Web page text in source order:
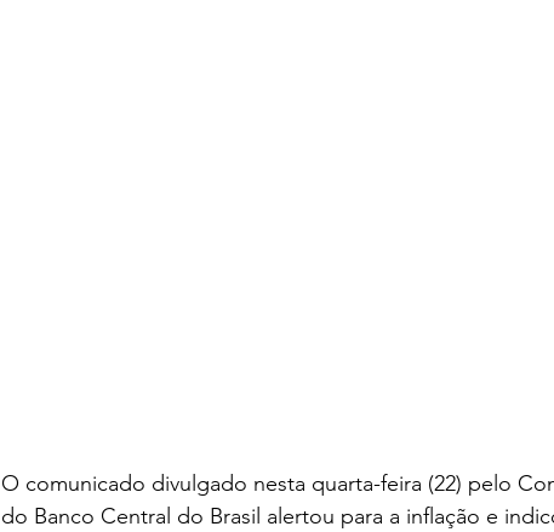
O comunicado divulgado nesta quarta-feira (22) pelo
do Banco Central do Brasil alertou para a inflação e